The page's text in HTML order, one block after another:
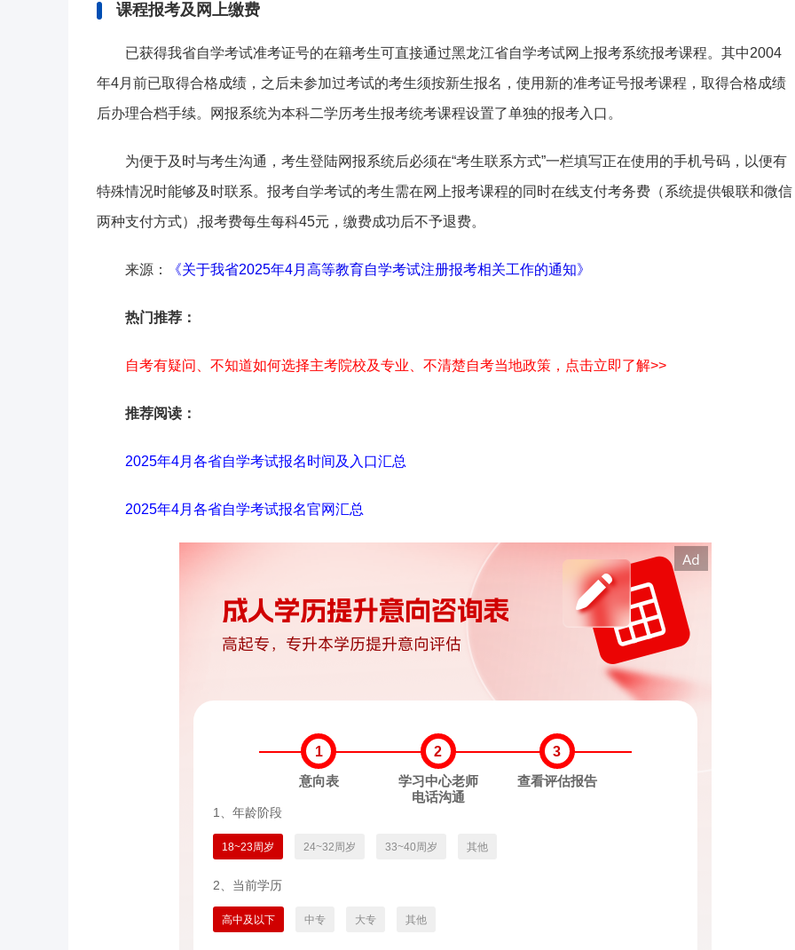
课程报考及网上缴费
已获得我省自学考试准考证号的在籍考生可直接通过黑龙江省自学考试网上报考系统报考课程。其中2004
年4月前已取得合格成绩，之后未参加过考试的考生须按新生报名，使用新的准考证号报考课程，取得合格成绩
后办理合档手续。网报系统为本科二学历考生报考统考课程设置了单独的报考入口。
为便于及时与考生沟通，考生登陆网报系统后必须在“考生联系方式”一栏填写正在使用的手机号码，以便有
特殊情况时能够及时联系。报考自学考试的考生需在网上报考课程的同时在线支付考务费（系统提供银联和微信
两种支付方式）,报考费每生每科45元，缴费成功后不予退费。
来源： 《关于我省2025年4月高等教育自学考试注册报考相关工作的通知》
热门推荐：
自考有疑问、不知道如何选择主考院校及专业、不清楚自考当地政策，点击立即了解>>
推荐阅读：
2025年4月各省自学考试报名时间及入口汇总
2025年4月各省自学考试报名官网汇总
1
意向表
2
学习中心老师
电话沟通
3
查看评估报告
1、年龄阶段
18~23周岁 24~32周岁 33~40周岁 其他
2、当前学历
高中及以下 中专 大专 其他